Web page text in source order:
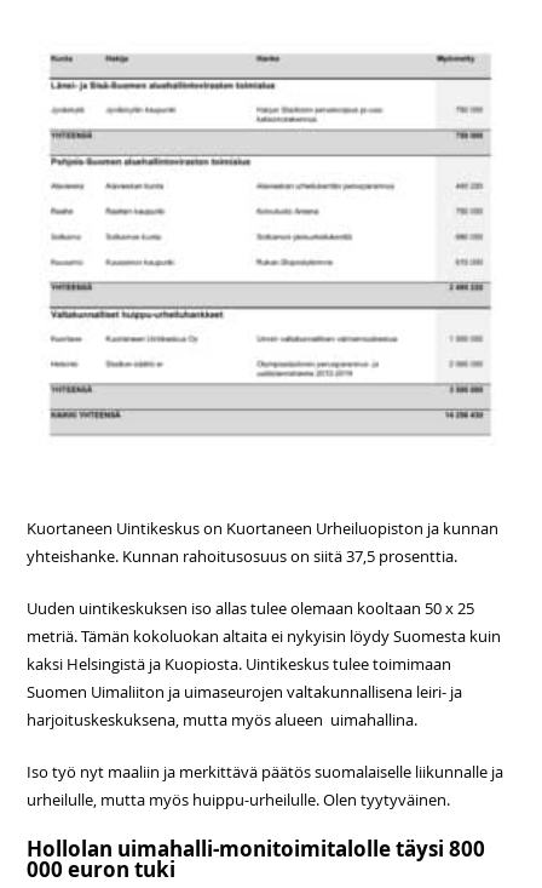
Kuortaneen Uintikeskus on Kuortaneen Urheiluopiston ja kunnan
yhteishanke. Kunnan rahoitusosuus on siitä 37,5 prosenttia.
Uuden uintikeskuksen iso allas tulee olemaan kooltaan 50 x 25
metriä. Tämän kokoluokan altaita ei nykyisin löydy Suomesta kuin
kaksi Helsingistä ja Kuopiosta. Uintikeskus tulee toimimaan
Suomen Uimaliiton ja uimaseurojen valtakunnallisena leiri- ja
harjoituskeskuksena, mutta myös alueen uimahallina.
Iso työ nyt maaliin ja merkittävä päätös suomalaiselle liikunnalle ja
urheilulle, mutta myös huippu-urheilulle. Olen tyytyväinen.
Hollolan uimahalli-monitoimitalolle täysi 800
000 euron tuki